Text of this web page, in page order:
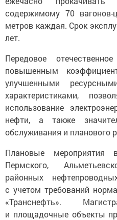
содержимому 70
метров каждая. Срок
лет.
Передовое
повышенным
улучшенными
характеристиками,
использование
нефти, а также
обслуживания и планового
Плановые мероприятия
Пермского,
районных
с учетом требований
«Транснефть».
и площадочные объекты